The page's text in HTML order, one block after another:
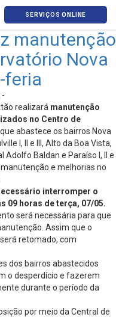
SERVIÇOS ONLINE
manutenção
Nova
feria
realizará manutenção
no Centro de
abastece os bairros Nova
I, II e III, Alto da Boa Vista,
Adolfo Baldan e Paraíso I, II e
manutenção e melhorias no
interromper o
09 horas de terça, 07/05.
será necessária para que
Assim que o
retomado, com
dos bairros abastecidos
o desperdício e fazerem
durante o período da
por meio da Central de